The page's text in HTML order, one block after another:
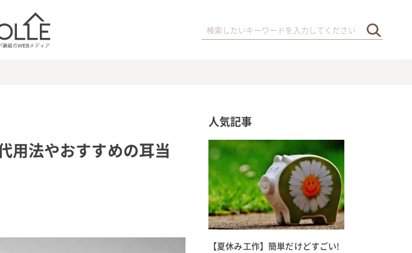
用法やおすすめの耳当
人気記事
【夏休み工作】簡単だけどすごい!